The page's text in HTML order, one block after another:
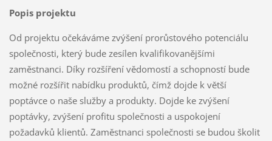
Popis projektu
Od projektu očekáváme zvýšení prorůstového potenciálu
společnosti, který bude zesílen kvalifikovanějšími
zaměstnanci. Díky rozšíření vědomostí a schopností bude
možné rozšířit nabídku produktů, čímž dojde k větší
poptávce o naše služby a produkty. Dojde ke zvýšení
poptávky, zvýšení profitu společnosti a uspokojení
požadavků klientů. Zaměstnanci společnosti se budou školit